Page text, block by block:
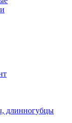
длинногубцы